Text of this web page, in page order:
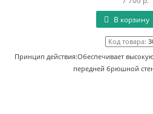
В корзину
Код товара:
Принцип действия:Обеспечивает
передней брюшной